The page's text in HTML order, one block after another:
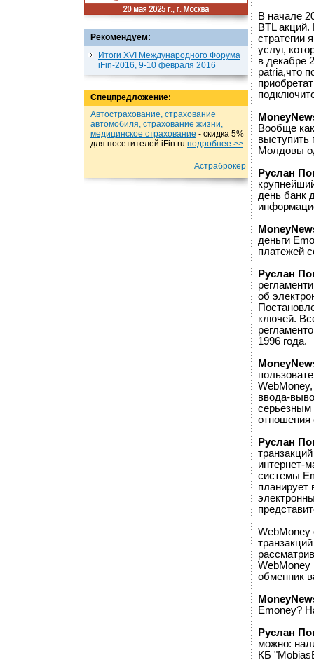
Рекомендуем:
Итоги XVI Международного Форума
iFin-2016, 9-10 февраля 2016
Спецпредложение:
Автострахование, страхование
автомобиля, страхование жизни,
медицинское страхование - cкидка 5%
для посетителей iFin.ru подробнеe >>
Астраброкер
В начале
BTL
стратегии
услуг,
в декабре
patria,что
Вообще
выступить
Молдовы
Руслан
день банк
деньги
платежей
Руслан
об
ключей.
1996 года.
ввода-
серьезным
отношения
Руслан
интернет-
системы
планирует
WebMoney
WebMoney
обменник
Emoney?
Руслан
можно:
КБ